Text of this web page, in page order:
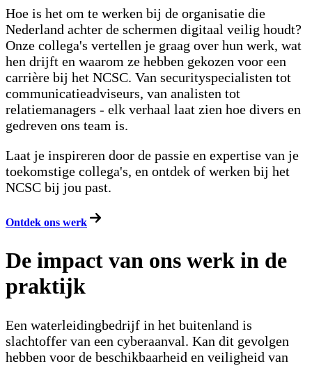
Hoe is het om te werken bij de organisatie die
Nederland achter de schermen digitaal veilig houdt?
Onze collega's vertellen je graag over hun werk, wat
hen drijft en waarom ze hebben gekozen voor een
carrière bij het NCSC. Van securityspecialisten tot
communicatieadviseurs, van analisten tot
relatiemanagers - elk verhaal laat zien hoe divers en
gedreven ons team is.
Laat je inspireren door de passie en expertise van je
toekomstige collega's, en ontdek of werken bij het
NCSC bij jou past.
Ontdek ons werk
De impact van ons werk in de
praktijk
Een waterleidingbedrijf in het buitenland is
slachtoffer van een cyberaanval. Kan dit gevolgen
hebben voor de beschikbaarheid en veiligheid van